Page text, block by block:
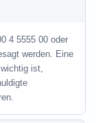
4 5555 00 oder
werden. Eine
ist,